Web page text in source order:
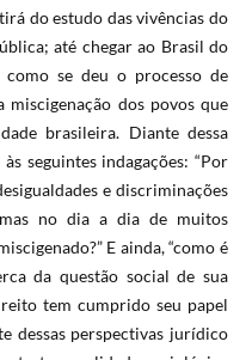
do estudo das vivências do
até chegar ao Brasil do
se deu o processo de
dos povos que
brasileira. Diante dessa
seguintes indagações: “Por
e discriminações
no dia a dia de muitos
E ainda, “como é
da questão social de sua
tem cumprido seu papel
dessas perspectivas jurídico